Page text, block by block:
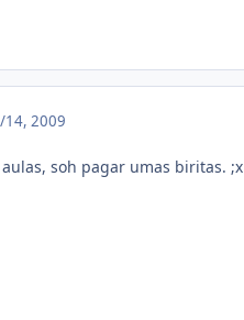
14, 2009
soh pagar umas biritas. ;x